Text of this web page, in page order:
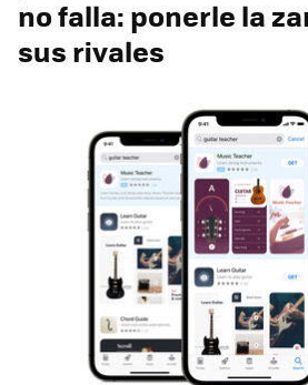
no falla: ponerle la
sus rivales